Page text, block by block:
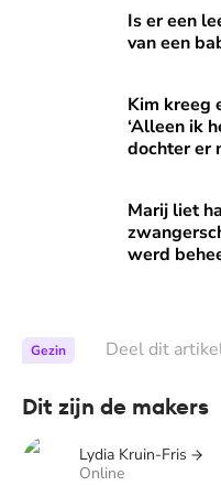
Is er een
van een
Is er een leeftijdsgrens
Kim kreeg
‘Alleen ik
dochter er
Kim kreeg een dochter
Marij liet
werd
Marij liet haar eicellen
Gezin Deel dit
Dit zijn de makers
Lydia Kruin-Fris
Online